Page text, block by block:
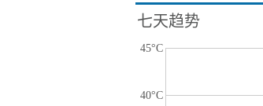
七天趋势
45°C
40°C